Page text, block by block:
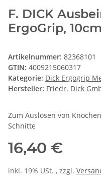
F. DICK
ErgoGrip,
Artikelnummer: 82368101
GTIN: 4009215060317
Kategorie: Dick Ergogrip
Hersteller: Friedr. Dick
Zum Auslösen von
Schnitte
16,40 €
inkl. 19% USt. , zzgl.